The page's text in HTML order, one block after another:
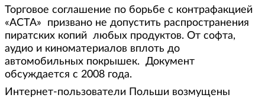
Торговое соглашение по борьбе с контрафакцией
«АСТА» призвано не допустить распространения
пиратских копий любых продуктов. От софта,
аудио и киноматериалов вплоть до
автомобильных покрышек. Документ
обсуждается с 2008 года.
Интернет-пользователи Польши возмущены